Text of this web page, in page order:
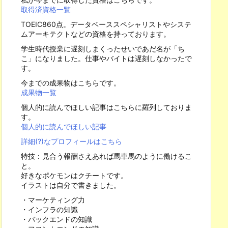
取得済資格一覧
TOEIC860点。データベーススペシャリストやシステ
ムアーキテクトなどの資格を持っております。
学生時代授業に遅刻しまくったせいであだ名が「ち
こ」になりました。仕事やバイトは遅刻しなかったで
す。
今までの成果物はこちらです。
成果物一覧
個人的に読んでほしい記事はこちらに羅列しておりま
す。
個人的に読んでほしい記事
詳細(?)なプロフィールはこちら
特技：見合う報酬さえあれば馬車馬のように働けるこ
と。
好きなポケモンはクチートです。
イラストは自分で書きました。
・マーケティング力
・インフラの知識
・バックエンドの知識